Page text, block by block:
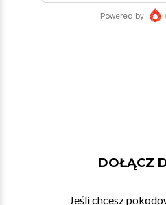
DOŁĄCZ
Jeśli chcesz